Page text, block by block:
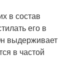
в состав
его в
выдерживает
в частой